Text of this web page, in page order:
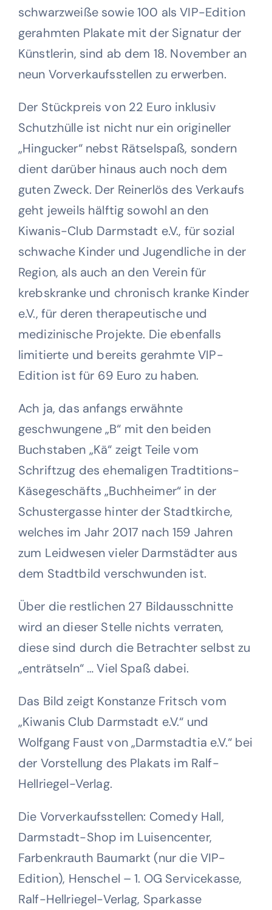
schwarzweiße sowie 100 als VIP-Edition
gerahmten Plakate mit der Signatur der
Künstlerin, sind ab dem 18. November an
neun Vorverkaufsstellen zu erwerben.
Der Stückpreis von 22 Euro inklusiv
Schutzhülle ist nicht nur ein origineller
„Hingucker“ nebst Rätselspaß, sondern
dient darüber hinaus auch noch dem
guten Zweck. Der Reinerlös des Verkaufs
geht jeweils hälftig sowohl an den
Kiwanis-Club Darmstadt e.V., für sozial
schwache Kinder und Jugendliche in der
Region, als auch an den Verein für
krebskranke und chronisch kranke Kinder
e.V., für deren therapeutische und
medizinische Projekte. Die ebenfalls
limitierte und bereits gerahmte VIP-
Edition ist für 69 Euro zu haben.
Ach ja, das anfangs erwähnte
geschwungene „B“ mit den beiden
Buchstaben „Kä“ zeigt Teile vom
Schriftzug des ehemaligen Tradtitions-
Käsegeschäfts „Buchheimer“ in der
Schustergasse hinter der Stadtkirche,
welches im Jahr 2017 nach 159 Jahren
zum Leidwesen vieler Darmstädter aus
dem Stadtbild verschwunden ist.
Über die restlichen 27 Bildausschnitte
wird an dieser Stelle nichts verraten,
diese sind durch die Betrachter selbst zu
„enträtseln“ … Viel Spaß dabei.
Das Bild zeigt Konstanze Fritsch vom
„Kiwanis Club Darmstadt e.V.“ und
Wolfgang Faust von „Darmstadtia e.V.“ bei
der Vorstellung des Plakats im Ralf-
Hellriegel-Verlag.
Die Vorverkaufsstellen: Comedy Hall,
Darmstadt-Shop im Luisencenter,
Farbenkrauth Baumarkt (nur die VIP-
Edition), Henschel – 1. OG Servicekasse,
Ralf-Hellriegel-Verlag, Sparkasse